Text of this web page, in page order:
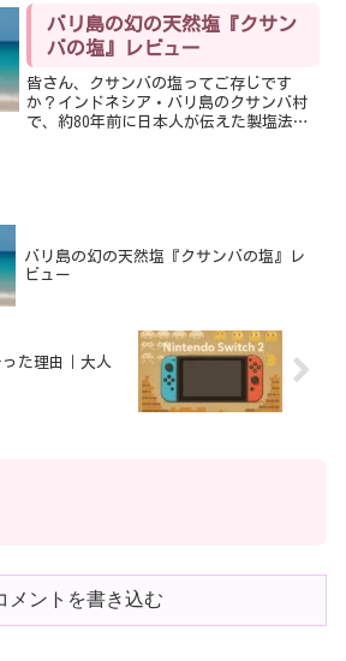
と思うこの頃です。当時のダイエットを
思い返すと、はっき...
バリ島の幻の天然塩『クサン
バの塩』レビュー
皆さん、クサンバの塩ってご存じです
か？インドネシア・バリ島のクサンバ村
で、約80年前に日本人が伝えた製塩法を
バリ島の幻の天然塩『クサンバの塩』レ
ビュー
た理由｜大人
メントを書き込む